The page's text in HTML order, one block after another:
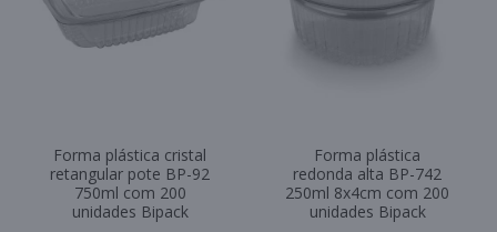
Forma plástica cristal
retangular pote BP-92
750ml com 200
unidades Bipack
Forma plástica
redonda alta BP-742
250ml 8x4cm com 200
unidades Bipack